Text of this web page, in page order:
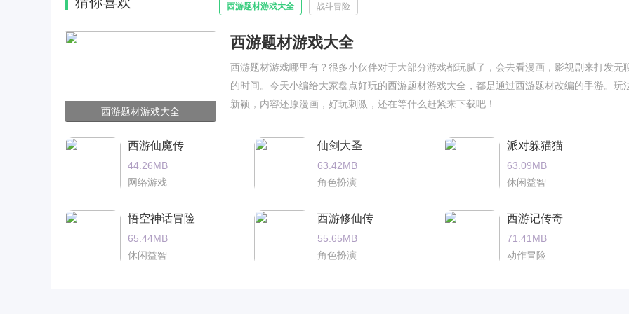
西游题材游戏大全 战斗冒险
西游题材游戏大全
西游题材游戏大全
西游题材游戏哪里有？很多小伙伴对于大部分游戏都玩腻了，会去看漫画，影视剧来打发无
的时间。今天小编给大家盘点好玩的西游题材游戏大全，都是通过西游题材改编的手游。玩
新颖，内容还原漫画，好玩刺激，还在等什么赶紧来下载吧！
西游仙魔传
44.26MB
网络游戏
仙剑大圣
63.42MB
角色扮演
派对躲猫猫
63.09MB
休闲益智
悟空神话冒险
65.44MB
休闲益智
西游修仙传
55.65MB
角色扮演
西游记传奇
71.41MB
动作冒险